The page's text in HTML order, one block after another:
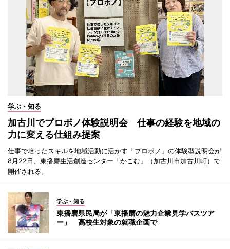
学ぶ・知る
加古川でプロボノ体験説明会 仕事の経験を地域の
力に変える仕組み提案
仕事で培ったスキルを地域活動に活かす「プロボノ」の体験型説明会が
8月22日、東播磨生活創造センター「かこむ」（加古川市加古川町）で
開催される。
学ぶ・知る
東播磨県民局が「東播磨の魅力企業見学バスツア
ー」 高校生対象の就職企画で